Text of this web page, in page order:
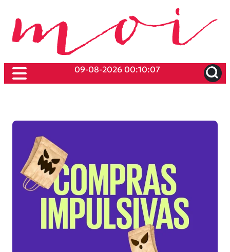
09-08-2026 00:10:07